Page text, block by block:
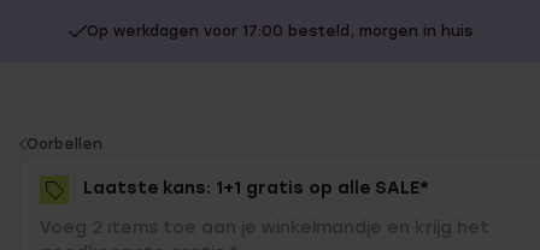
Op werkdagen voor 17:00 besteld, morgen in huis
You
are
here:
Oorbellen
Laatste kans: 1+1 gratis op alle SALE*
Voeg 2 items toe aan je winkelmandje en krijg het